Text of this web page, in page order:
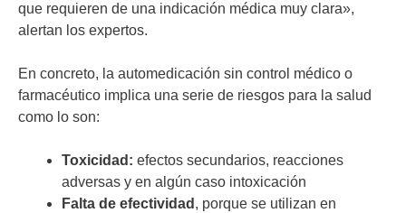
que requieren de una indicación médica muy clara»,
alertan los expertos.
En concreto, la automedicación sin control médico o
farmacéutico implica una serie de riesgos para la salud
como lo son:
Toxicidad: efectos secundarios, reacciones
adversas y en algún caso intoxicación
Falta de efectividad , porque se utilizan en